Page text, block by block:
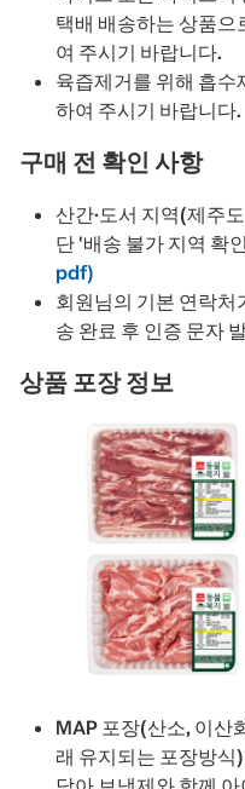
택배 배송하는 상품으
여 주시기 바랍니다.
육즙제거를 위해 흡수
하여 주시기 바랍니다.
구매 전 확인 사항
산간·도서 지역(제주
단 '배송 불가 지역 확
pdf)
회원님의 기본 연락처
송 완료 후 인증 문자
상품 포장 정보
MAP 포장(산소, 이산
래 유지되는 포장방식